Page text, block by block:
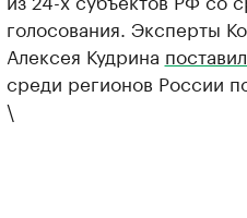
голосования. Эксперты
Алексея Кудрина
среди регионов России
\